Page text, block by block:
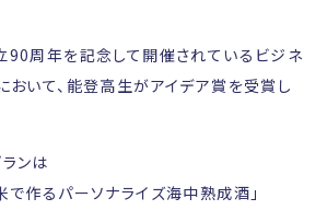
周年を記念して開催されているビジネ
おいて、能登高生がアイデア賞を受賞し
ンは
で作るパーソナライズ海中熟成酒」